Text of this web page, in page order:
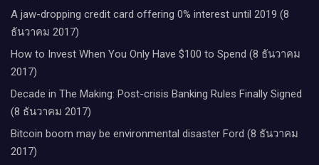
A jaw-dropping credit card offering 0% interest until 2019 (8
ธันวาคม 2017)
How to Invest When You Only Have $100 to Spend (8 ธันวาคม
2017)
Decade in The Making: Post-crisis Banking Rules Finally Signed
(8 ธันวาคม 2017)
Bitcoin boom may be environmental disaster Ford (8 ธันวาคม
2017)